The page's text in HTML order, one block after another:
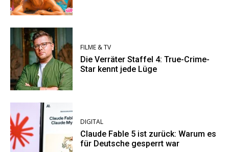
FILME & TV
Die Verräter Staffel 4: True-Crime-
Star kennt jede Lüge
DIGITAL
Claude Fable 5 ist zurück: Warum es
für Deutsche gesperrt war